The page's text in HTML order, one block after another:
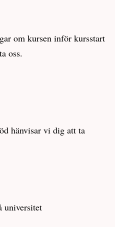
om kursen inför kursstart
oss.
hänvisar vi dig att ta
universitet